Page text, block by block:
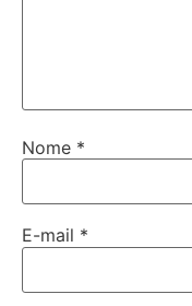
Nome *
E-mail *